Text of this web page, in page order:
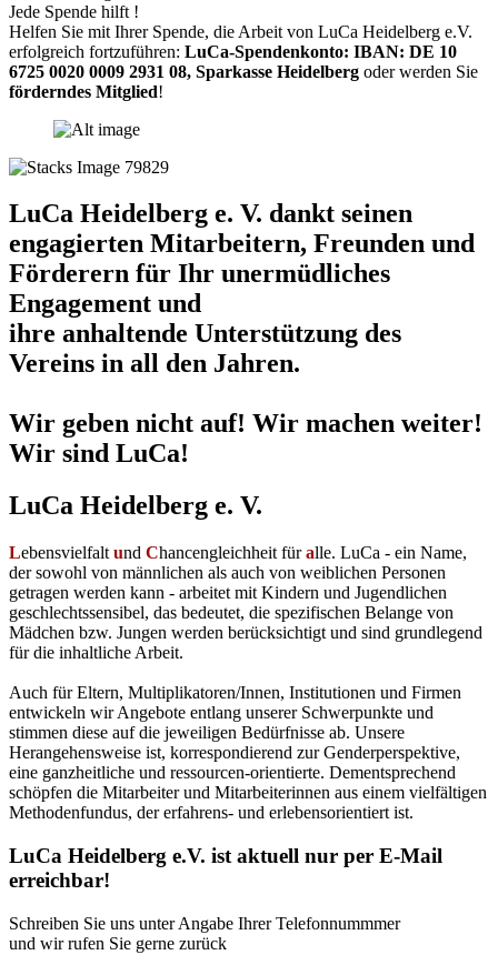
Jede Spende hilft !
Helfen Sie mit Ihrer Spende, die Arbeit von LuCa Heidelberg e.V.
erfolgreich fortzuführen: LuCa-Spendenkonto: IBAN: DE 10
6725 0020 0009 2931 08, Sparkasse Heidelberg oder werden Sie
förderndes Mitglied!
LuCa Heidelberg e. V. dankt seinen
engagierten Mitarbeitern, Freunden und
Förderern für Ihr unermüdliches
Engagement und
ihre anhaltende Unterstützung des
Vereins in all den Jahren.
Wir geben nicht auf! Wir machen weiter!
Wir sind LuCa!
LuCa Heidelberg e. V.
Lebensvielfalt und Chancengleichheit füralle. LuCa - ein Name,
der sowohl von männlichen als auch von weiblichen Personen
getragen werden kann - arbeitet mit Kindern und Jugendlichen
geschlechtssensibel, das bedeutet, die spezifischen Belange von
Mädchen bzw. Jungen werden berücksichtigt und sind grundlegend
für die inhaltliche Arbeit.
Auch für Eltern, Multiplikatoren/Innen, Institutionen und Firmen
entwickeln wir Angebote entlang unserer Schwerpunkte und
stimmen diese auf die jeweiligen Bedürfnisse ab. Unsere
Herangehensweise ist, korrespondierend zur Genderperspektive,
eine ganzheitliche und ressourcen-orientierte. Dementsprechend
schöpfen die Mitarbeiter und Mitarbeiterinnen aus einem vielfältigen
Methodenfundus, der erfahrens- und erlebensorientiert ist.
LuCa Heidelberg e.V. ist aktuell nur per E-Mail
erreichbar!
Schreiben Sie uns unter Angabe Ihrer Telefonnummmer
und wir rufen Sie gerne zurück